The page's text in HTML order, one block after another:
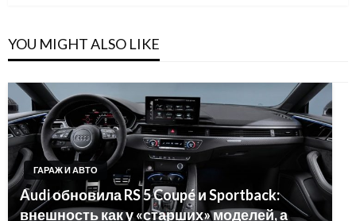
YOU MIGHT ALSO LIKE
ГАРАЖ И АВТО
Audi обновила RS 5 Coupé и Sportback:
внешность как у «старших» моделей, а